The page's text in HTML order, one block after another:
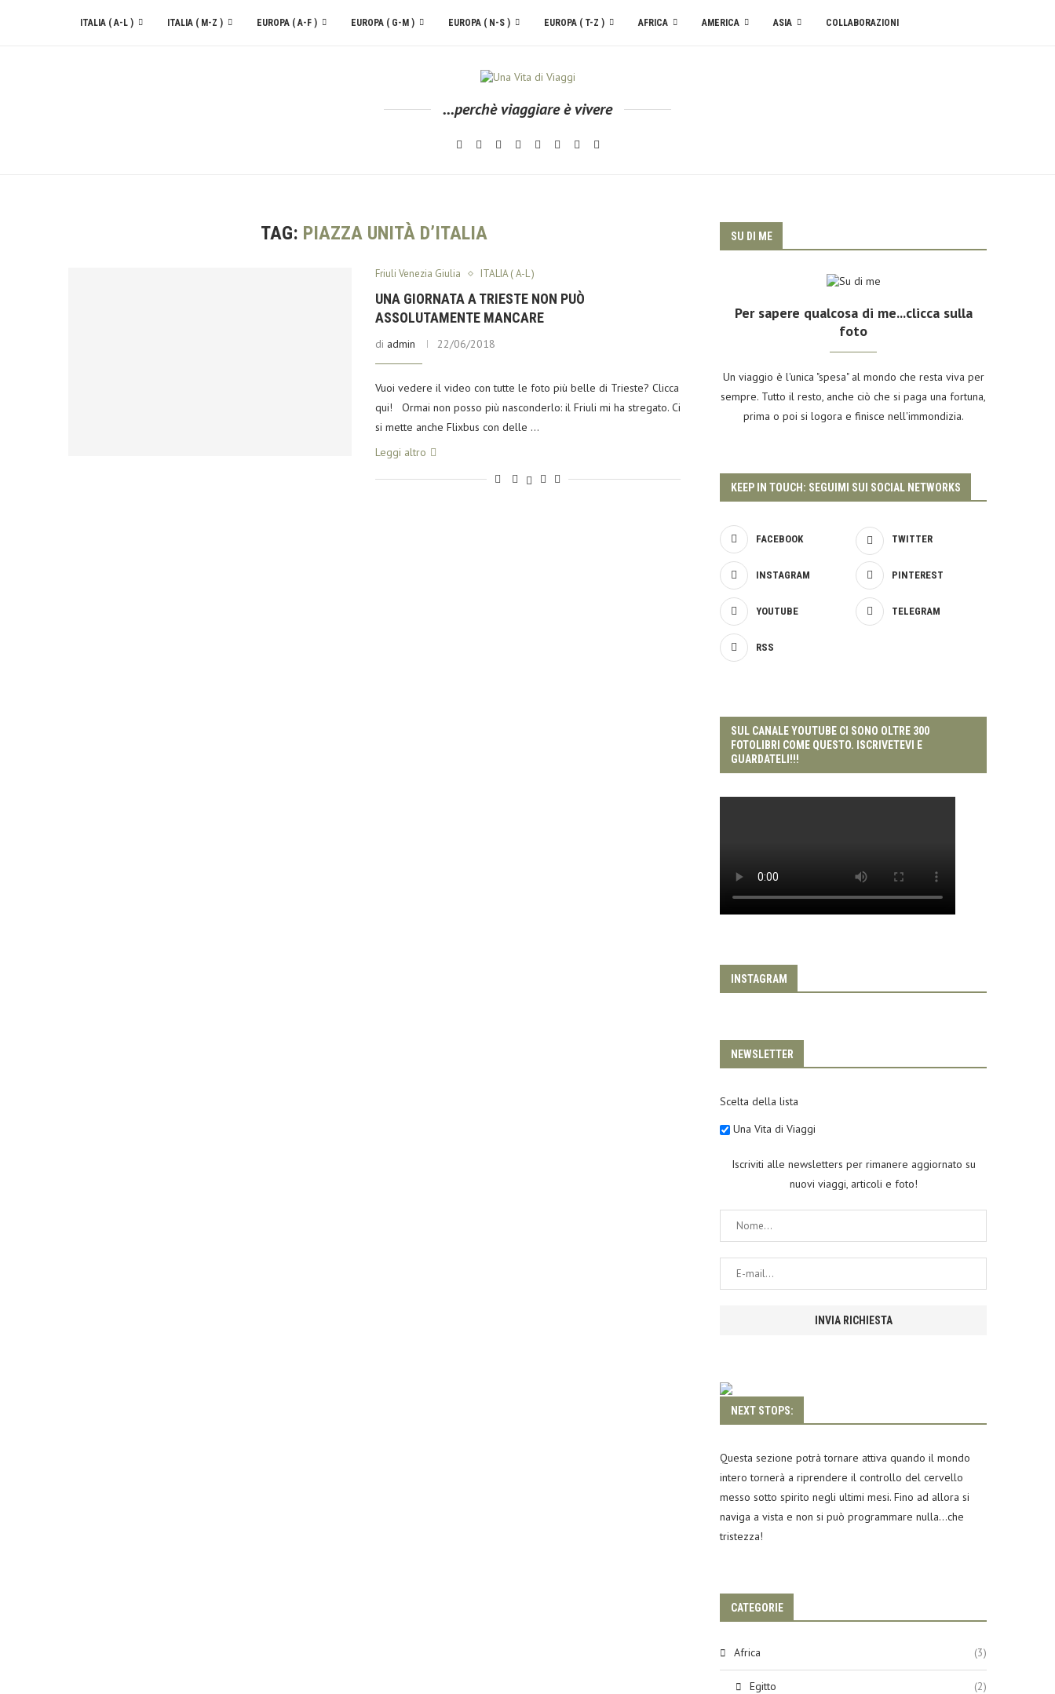
ITALIA ( A-L ) ITALIA ( M-Z ) EUROPA ( A-F ) EUROPA ( G-M ) EUROPA ( N-S ) EUROPA ( T-Z ) AFRICA AMERICA ASIA COLLABORAZIONI
...perchè viaggiare è vivere
TAG: PIAZZA UNITÀ D’ITALIA
Friuli Venezia Giulia ITALIA ( A-L )
UNA GIORNATA A TRIESTE NON PUÒ
ASSOLUTAMENTE MANCARE
di admin 22/06/2018
Vuoi vedere il video con tutte le foto più belle di Trieste? Clicca
qui! Ormai non posso più nasconderlo: il Friuli mi ha stregato. Ci
si mette anche Flixbus con delle …
Leggi altro
SU DI ME
Per sapere qualcosa di me...clicca sulla
foto
Un viaggio è l'unica "spesa" al mondo che resta viva per
sempre. Tutto il resto, anche ciò che si paga una fortuna,
prima o poi si logora e finisce nell'immondizia.
KEEP IN TOUCH: SEGUIMI SUI SOCIAL NETWORKS
FACEBOOK TWITTER
INSTAGRAM PINTEREST
YOUTUBE TELEGRAM
RSS
SUL CANALE YOUTUBE CI SONO OLTRE 300
FOTOLIBRI COME QUESTO. ISCRIVETEVI E
GUARDATELI!!!
INSTAGRAM
NEWSLETTER
Scelta della lista
Una Vita di Viaggi
Iscriviti alle newsletters per rimanere aggiornato su
nuovi viaggi, articoli e foto!
NEXT STOPS:
Questa sezione potrà tornare attiva quando il mondo
intero tornerà a riprendere il controllo del cervello
messo sotto spirito negli ultimi mesi. Fino ad allora si
naviga a vista e non si può programmare nulla…che
tristezza!
CATEGORIE
Africa (3)
Egitto (2)